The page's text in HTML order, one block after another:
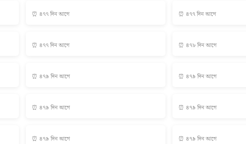
⏰ ৪৭৭ দিন আগে ⏰ ৪৭৭ দিন আগে
⏰ ৪৭৭ দিন আগে ⏰ ৪৭৮ দিন আগে
⏰ ৪৭৯ দিন আগে ⏰ ৪৭৯ দিন আগে
⏰ ৪৭৯ দিন আগে ⏰ ৪৭৯ দিন আগে
⏰ ৪৭৯ দিন আগে ⏰ ৪৭৯ দিন আগে